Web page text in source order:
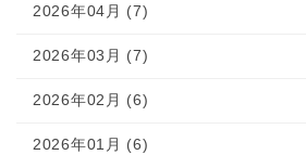
2026年04月 (7)
2026年03月 (7)
2026年02月 (6)
2026年01月 (6)